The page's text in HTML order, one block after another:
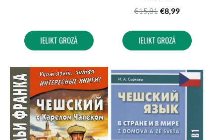
IELIKT GROZĀ
€15,81 €8,99
IELIKT GROZĀ